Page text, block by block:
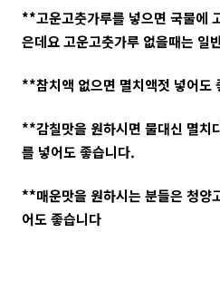
**고운고춧가루를 넣으면 국물에
은데요 고운고춧가루 없을때는 일
**참치액 없으면 멸치액젓 넣어도
**감칠맛을 원하시면 물대신 멸치
를 넣어도 좋습니다.
**매운맛을 원하시는 분들은 청양
어도 좋습니다